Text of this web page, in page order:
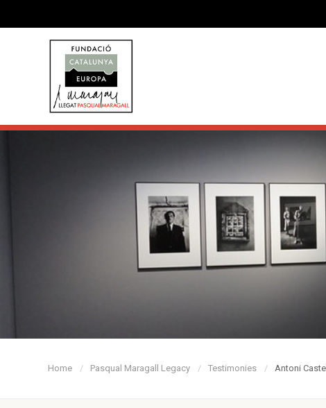
Home Pasqual Maragall Legacy Testimonies Antoni